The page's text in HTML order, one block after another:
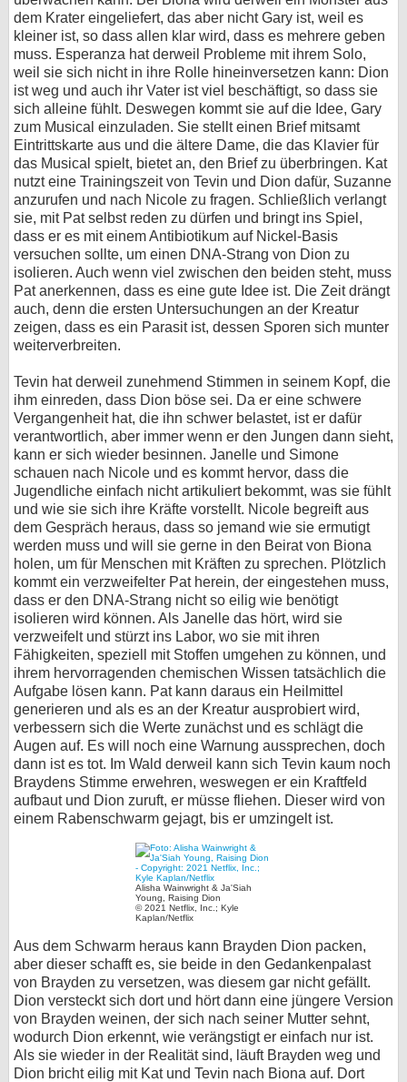
dem Krater eingeliefert, das aber nicht Gary ist, weil es
kleiner ist, so dass allen klar wird, dass es mehrere geben
muss. Esperanza hat derweil Probleme mit ihrem Solo,
weil sie sich nicht in ihre Rolle hineinversetzen kann: Dion
ist weg und auch ihr Vater ist viel beschäftigt, so dass sie
sich alleine fühlt. Deswegen kommt sie auf die Idee, Gary
zum Musical einzuladen. Sie stellt einen Brief mitsamt
Eintrittskarte aus und die ältere Dame, die das Klavier für
das Musical spielt, bietet an, den Brief zu überbringen. Kat
nutzt eine Trainingszeit von Tevin und Dion dafür, Suzanne
anzurufen und nach Nicole zu fragen. Schließlich verlangt
sie, mit Pat selbst reden zu dürfen und bringt ins Spiel,
dass er es mit einem Antibiotikum auf Nickel-Basis
versuchen sollte, um einen DNA-Strang von Dion zu
isolieren. Auch wenn viel zwischen den beiden steht, muss
Pat anerkennen, dass es eine gute Idee ist. Die Zeit drängt
auch, denn die ersten Untersuchungen an der Kreatur
zeigen, dass es ein Parasit ist, dessen Sporen sich munter
weiterverbreiten.
Tevin hat derweil zunehmend Stimmen in seinem Kopf, die
ihm einreden, dass Dion böse sei. Da er eine schwere
Vergangenheit hat, die ihn schwer belastet, ist er dafür
verantwortlich, aber immer wenn er den Jungen dann sieht,
kann er sich wieder besinnen. Janelle und Simone
schauen nach Nicole und es kommt hervor, dass die
Jugendliche einfach nicht artikuliert bekommt, was sie fühlt
und wie sie sich ihre Kräfte vorstellt. Nicole begreift aus
dem Gespräch heraus, dass so jemand wie sie ermutigt
werden muss und will sie gerne in den Beirat von Biona
holen, um für Menschen mit Kräften zu sprechen. Plötzlich
kommt ein verzweifelter Pat herein, der eingestehen muss,
dass er den DNA-Strang nicht so eilig wie benötigt
isolieren wird können. Als Janelle das hört, wird sie
verzweifelt und stürzt ins Labor, wo sie mit ihren
Fähigkeiten, speziell mit Stoffen umgehen zu können, und
ihrem hervorragenden chemischen Wissen tatsächlich die
Aufgabe lösen kann. Pat kann daraus ein Heilmittel
generieren und als es an der Kreatur ausprobiert wird,
verbessern sich die Werte zunächst und es schlägt die
Augen auf. Es will noch eine Warnung aussprechen, doch
dann ist es tot. Im Wald derweil kann sich Tevin kaum noch
Braydens Stimme erwehren, weswegen er ein Kraftfeld
aufbaut und Dion zuruft, er müsse fliehen. Dieser wird von
einem Rabenschwarm gejagt, bis er umzingelt ist.
Alisha Wainwright & Ja'Siah
Young, Raising Dion
© 2021 Netflix, Inc.; Kyle
Kaplan/Netflix
Aus dem Schwarm heraus kann Brayden Dion packen,
aber dieser schafft es, sie beide in den Gedankenpalast
von Brayden zu versetzen, was diesem gar nicht gefällt.
Dion versteckt sich dort und hört dann eine jüngere Version
von Brayden weinen, der sich nach seiner Mutter sehnt,
wodurch Dion erkennt, wie verängstigt er einfach nur ist.
Als sie wieder in der Realität sind, läuft Brayden weg und
Dion bricht eilig mit Kat und Tevin nach Biona auf. Dort